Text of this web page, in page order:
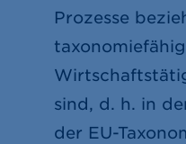
Prozesse
sind, d. h. in
der EU-